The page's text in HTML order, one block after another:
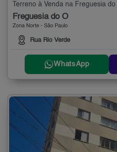
Terreno à Venda na Freguesia
Freguesia do Ó
Zona Norte - São Paulo
Rua Rio Verde
WhatsApp